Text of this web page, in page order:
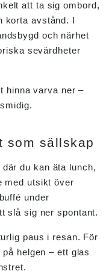
att ta sig ombord,
korta avstånd. I
och närhet
sevärdheter
hinna varva ner –
som sällskap
du kan äta lunch,
med utsikt över
under
slå sig ner spontant.
paus i resan. För
helgen – ett glas